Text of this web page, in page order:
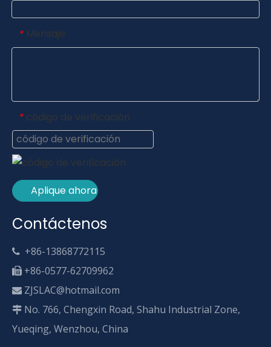
* Mensaje
* código de verificación
Aplique ahora
Contáctenos
 +86-13868772115
 +86-0577-62709962
 ZJSLAC@hotmail.com
 No. 766, Chengxin Road, Shahu Industrial Zone,
Yueqing, Wenzhou, China